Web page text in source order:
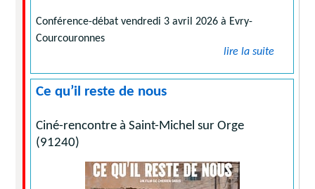
Conférence-débat vendredi 3 avril 2026 à Evry-
Courcouronnes
lire la suite
Ce qu’il reste de nous
Ciné-rencontre à Saint-Michel sur Orge
(91240)